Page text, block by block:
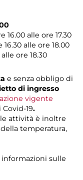
alle ore 17.30
alle ore 18.00
ore 18.30
e senza obbligo di
di ingresso
vigente
19.
attività è inoltre
temperatura,
sulle